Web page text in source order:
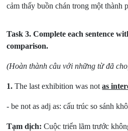
cảm thấy buồn chán trong một thành
Task 3. Complete each sentence
comparison.
(Hoàn thành câu với những từ đã
1. The last exhibition was notas
- be not as adj as: cấu trúc so sánh
Tạm dịch: Cuộc triển lãm trước